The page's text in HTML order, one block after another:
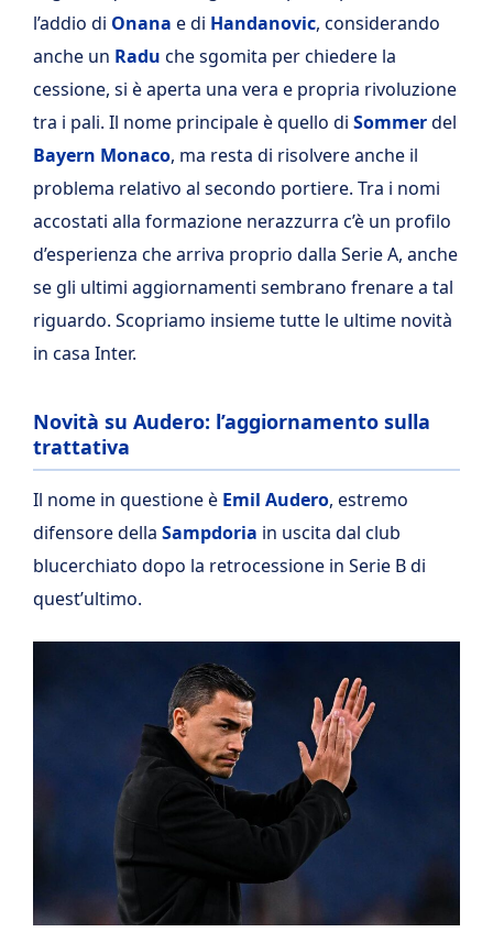
l’addio di Onana e di Handanovic, considerando
anche un Radu che sgomita per chiedere la
cessione, si è aperta una vera e propria rivoluzione
tra i pali. Il nome principale è quello di Sommerdel
Bayern Monaco, ma resta di risolvere anche il
problema relativo al secondo portiere. Tra i nomi
accostati alla formazione nerazzurra c’è un profilo
d’esperienza che arriva proprio dalla Serie A, anche
se gli ultimi aggiornamenti sembrano frenare a tal
riguardo. Scopriamo insieme tutte le ultime novità
in casa Inter.
Novità su Audero: l’aggiornamento sulla
trattativa
Il nome in questione è Emil Audero, estremo
difensore della Sampdoria in uscita dal club
blucerchiato dopo la retrocessione in Serie B di
quest’ultimo.